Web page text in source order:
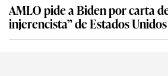
AMLO pide a Biden por carta
injerencista” de Estados